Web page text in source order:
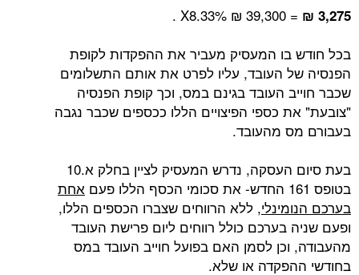
3,275 ₪
= 39,300 ₪ X8.33% .
בכל חודש בו המעסיק מעביר את ההפקדות לקופת
הפנסיה של העובד, עליו לפרט את אותם התשלומים
שכבר חוייב העובד בגינם במס, וכך קופת הפנסיה
"צובעת" את כספי הפיצויים הללו ככספים שכבר נגבה
בעבורם מס מהעובד.
בעת סיום העסקה, נדרש המעסיק לציין בחלק א.10
בטופס 161 החדש- את סכומי הכסף הללו פעם
אחת
בערכם הנומינלי, ללא הרווחים שצברו הכספים הללו,
ופעם שניה בערכם כולל רווחים ליום פרישת העובד
מהעבודה, וכן לסמן האם בפועל חוייב העובד במס
בחודשי ההפקדה או שלא.